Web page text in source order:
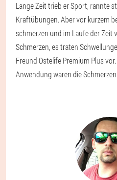
Lange Zeit trieb er Sport, rannte
Kraftübungen. Aber vor kurzem
schmerzen und im Laufe der Zeit
Schmerzen, es traten
Freund Ostelife Premium Plus
Anwendung waren die